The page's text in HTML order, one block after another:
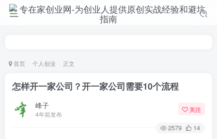
首页 个人创业 正文
怎样开一家公司？开一家公司需要10个流程
峰子
4年前发布
关注
2579 14